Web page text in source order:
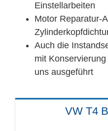
Einstellarbeiten
Motor Reparatur-
Auch die
mit
uns ausgeführt
VW T4